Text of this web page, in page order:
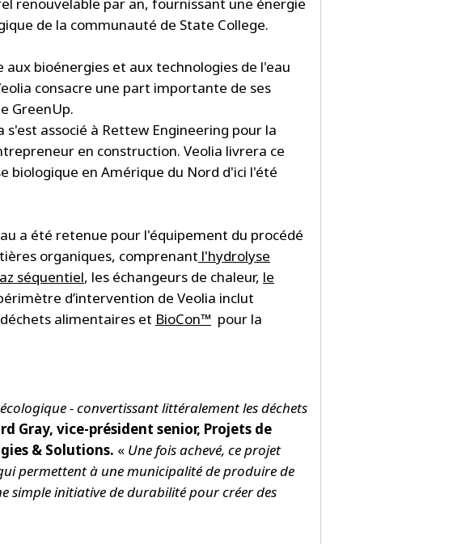
de la communauté de State College.
bioénergies et aux technologies de l'eau
consacre une part importante de ses
GreenUp.
associé à Rettew Engineering pour la
en construction. Veolia livrera ce
en Amérique du Nord d'ici l'été
a été retenue pour l'équipement du procédé
organiques, comprenant l'hydrolyse
séquentiel, les échangeurs de chaleur, le
d’intervention de Veolia inclut
alimentaires et BioCon™ pour la
- convertissant littéralement les déchets
Gray, vice-président senior, Projets de
& Solutions. « Une fois achevé, ce projet
permettent à une municipalité de produire de
simple initiative de durabilité pour créer des